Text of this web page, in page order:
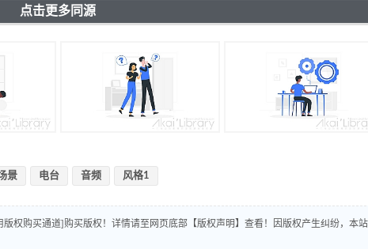
点击更多同源
景 电台 音频 风格1
权购买通道]购买版权！详情请至网页底部【版权声明】查看！因版权产生纠纷，本站